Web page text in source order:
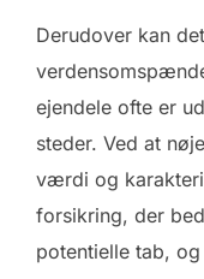
Derudover kan
ejendele ofte er
steder. Ved at
værdi og
forsikring, der
potentielle tab,